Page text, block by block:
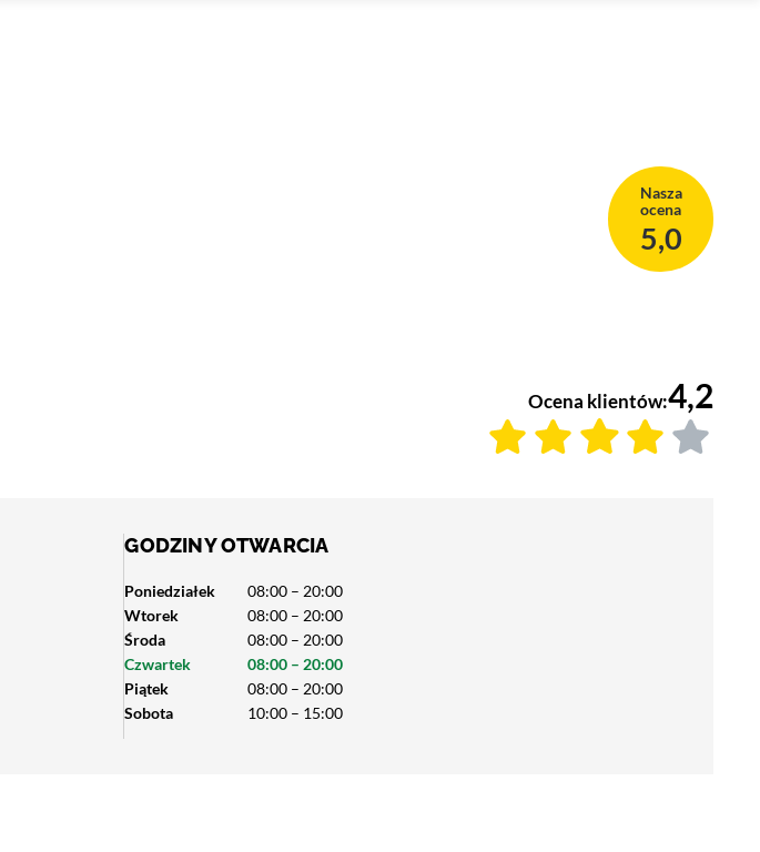
Nasza
ocena
5,0
Ocena klientów:4,2
GODZINY OTWARCIA
Poniedziałek
08:00 – 20:00
Wtorek
08:00 – 20:00
Środa
08:00 – 20:00
Czwartek
08:00 – 20:00
Piątek
08:00 – 20:00
Sobota
10:00 – 15:00